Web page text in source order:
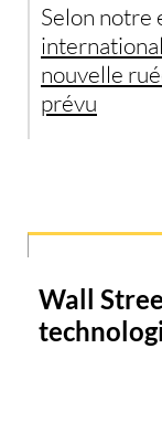
Selon notre
nouvelle
prévu
Wall